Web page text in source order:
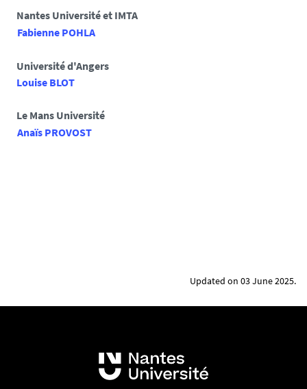
Nantes Université et IMTA
Fabienne POHLA
Université d'Angers
Louise BLOT
Le Mans Université
Anaïs PROVOST
Updated on 03 June 2025.